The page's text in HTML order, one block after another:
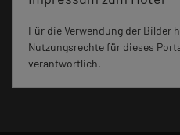
Für die Verwendung der Bilder
Nutzungsrechte für dieses
verantwortlich.